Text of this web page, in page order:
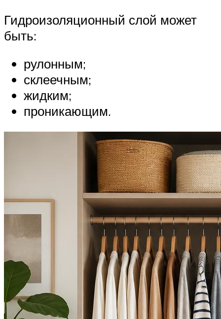
Гидроизоляционный слой может
быть:
рулонным;
склеечным;
жидким;
проникающим.